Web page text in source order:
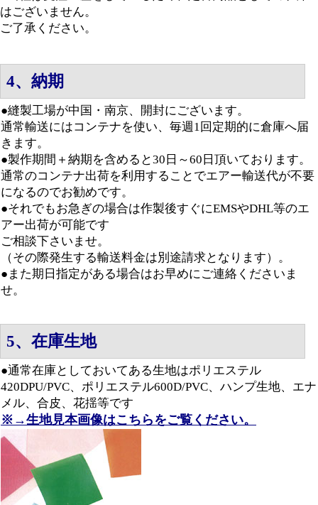
はございません。
ご了承ください。
4、納期
●縫製工場が中国・南京、開封にございます。
通常輸送にはコンテナを使い、毎週1回定期的に倉庫へ届
きます。
●製作期間＋納期を含めると30日～60日頂いております。
通常のコンテナ出荷を利用することでエアー輸送代が不要
になるのでお勧めです。
●それでもお急ぎの場合は作製後すぐにEMSやDHL等のエ
アー出荷が可能です
ご相談下さいませ。
（その際発生する輸送料金は別途請求となります）。
●また期日指定がある場合はお早めにご連絡くださいま
せ。
5、在庫生地
●通常在庫としておいてある生地はポリエステル
420DPU/PVC、ポリエステル600D/PVC、ハンプ生地、エナ
メル、合皮、花揺等です
※→生地見本画像はこちらをご覧ください。